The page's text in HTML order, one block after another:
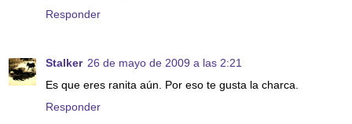
Responder
Stalker 26 de mayo de 2009 a las 2:21
Es que eres ranita aún. Por eso te gusta la charca.
Responder